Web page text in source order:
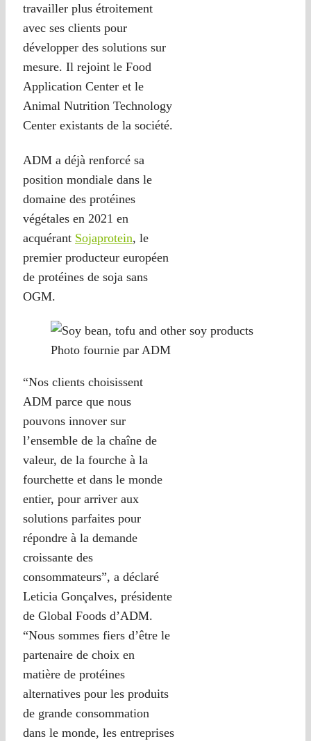
travailler plus étroitement
avec ses clients pour
développer des solutions sur
mesure. Il rejoint le Food
Application Center et le
Animal Nutrition Technology
Center existants de la société.
ADM a déjà renforcé sa
position mondiale dans le
domaine des protéines
végétales en 2021 en
acquérant Sojaprotein, le
premier producteur européen
de protéines de soja sans
OGM.
Photo fournie par ADM
“Nos clients choisissent
ADM parce que nous
pouvons innover sur
l’ensemble de la chaîne de
valeur, de la fourche à la
fourchette et dans le monde
entier, pour arriver aux
solutions parfaites pour
répondre à la demande
croissante des
consommateurs”, a déclaré
Leticia Gonçalves, présidente
de Global Foods d’ADM.
“Nous sommes fiers d’être le
partenaire de choix en
matière de protéines
alternatives pour les produits
de grande consommation
dans le monde, les entreprises